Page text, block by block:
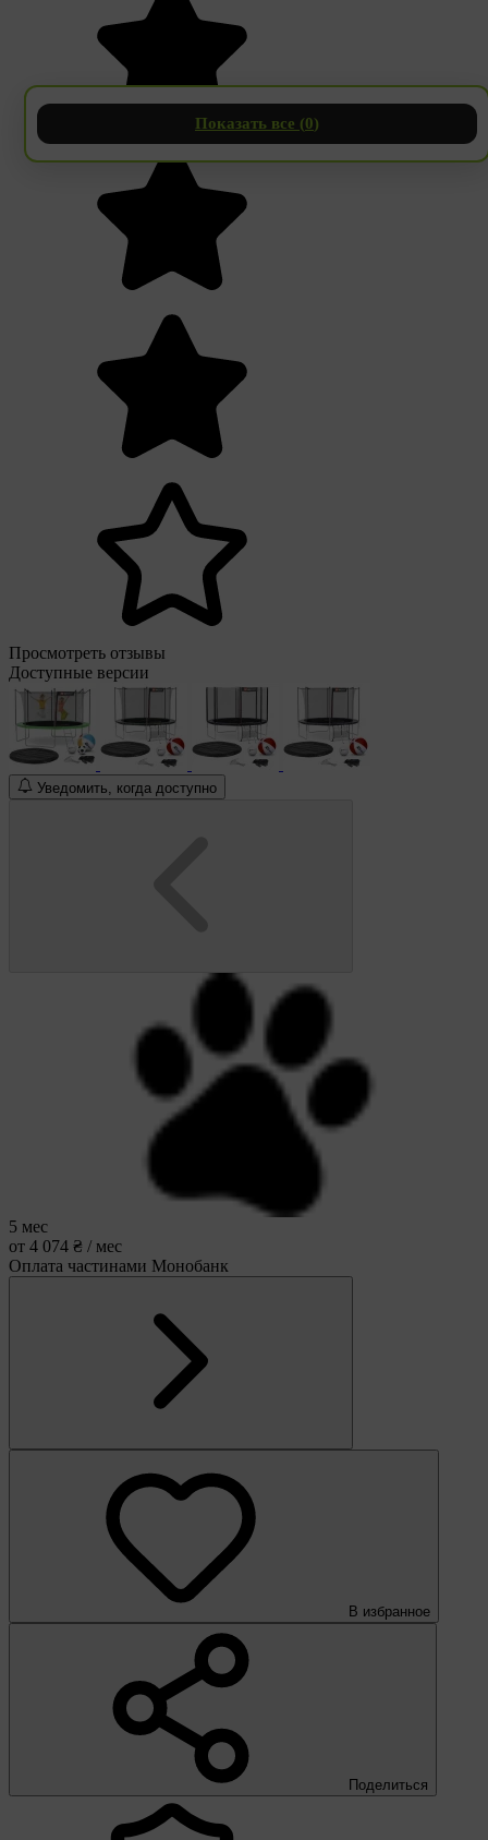
Показать все (0)
Просмотреть отзывы
Доступные версии
Уведомить, когда доступно
5 мес
от 4 074 ₴ / мес
Оплата частинами Монобанк
В избранное
Поделиться